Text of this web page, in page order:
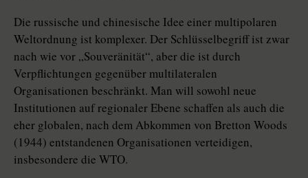
Die russische und chinesische Idee einer multipolaren
Weltordnung ist komplexer. Der Schlüsselbegriff ist zwar
nach wie vor „Souveränität“, aber die ist durch
Verpflichtungen gegenüber multilateralen
Organisationen beschränkt. Man will sowohl neue
Institutionen auf regionaler Ebene schaffen als auch die
eher globalen, nach dem Abkommen von Bretton Woods
(1944) entstandenen Organisationen verteidigen,
insbesondere die WTO.